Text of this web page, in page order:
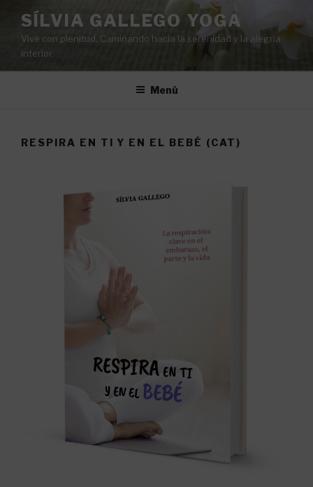
contingut
SÍLVIA GALLEGO YOGA
Vive con plenitud. Caminando hacia la serenidad y la alegría
interior.
Menú
RESPIRA EN TI Y EN EL BEBÉ (CAT)